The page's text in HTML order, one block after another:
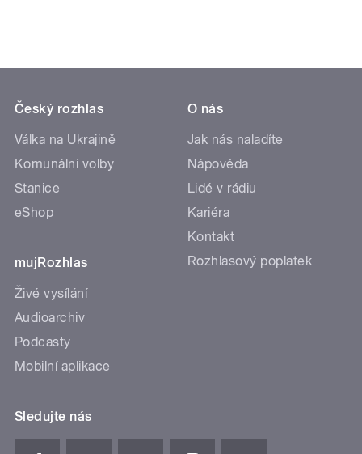
Český rozhlas
Válka na Ukrajině
Komunální volby
Stanice
eShop
mujRozhlas
Živé vysílání
Audioarchiv
Podcasty
Mobilní aplikace
O nás
Jak nás naladíte
Nápověda
Lidé v rádiu
Kariéra
Kontakt
Rozhlasový poplatek
Sledujte nás